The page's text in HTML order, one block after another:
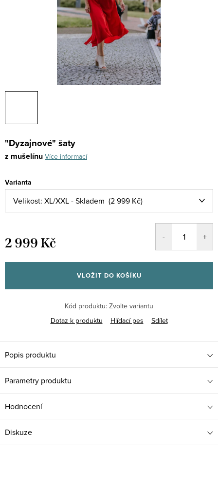
"Dyzajnové" šaty
z mušelínu Více informací
Varianta
2 999 Kč
cena:
VLOŽIT DO KOŠÍKU
Kód produktu: Zvolte variantu
Dotaz k produktu
Hlídací pes Sdílet
Popis produktu
Parametry produktu
Hodnocení
Diskuze